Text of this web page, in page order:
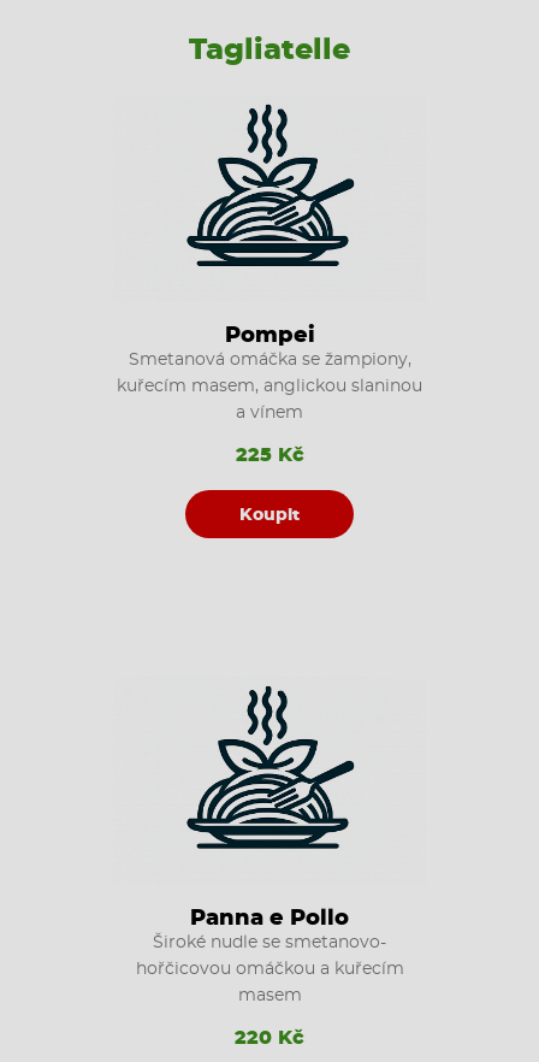
Tagliatelle
Pompei
Smetanová omáčka se žampiony,
kuřecím masem, anglickou slaninou
a vínem
225 Kč
Koupit
Panna e Pollo
Široké nudle se smetanovo-
hořčicovou omáčkou a kuřecím
masem
220 Kč